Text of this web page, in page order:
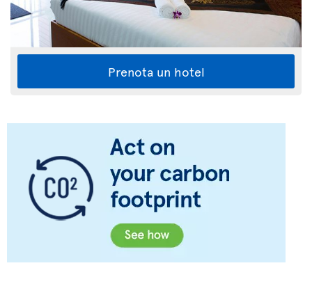
Prenota un hotel